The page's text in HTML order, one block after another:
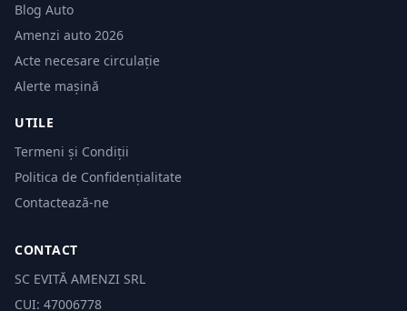
Blog Auto
Amenzi auto 2026
Acte necesare circulație
Alerte mașină
UTILE
Termeni și Condiții
Politica de Confidențialitate
Contactează-ne
CONTACT
SC EVITĂ AMENZI SRL
CUI: 47006778